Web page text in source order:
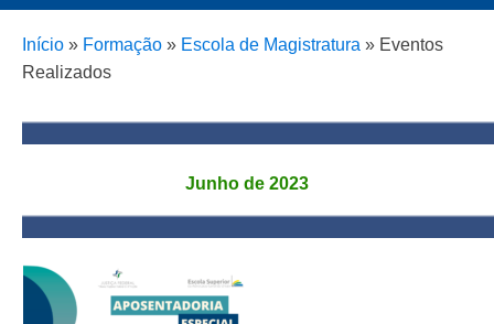
Início » Formação » Escola de Magistratura » Eventos
Realizados
Junho de 2023